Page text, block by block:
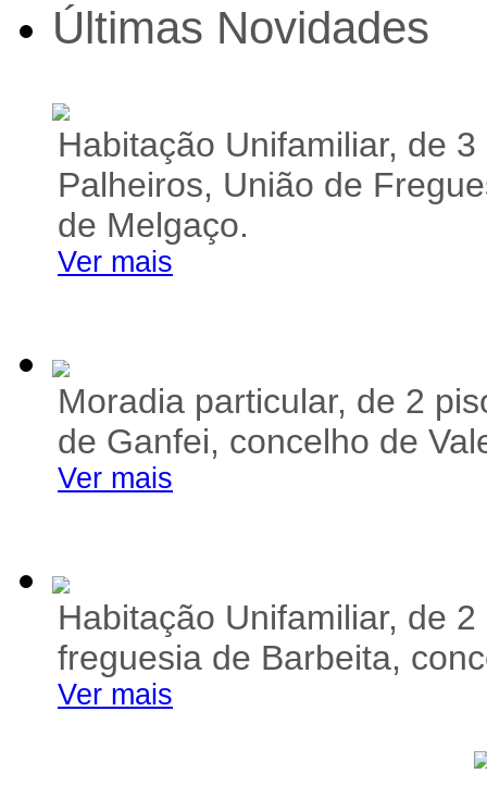
Últimas Novidades
Habitação Unifamiliar, de
Palheiros, União de
de Melgaço.
Ver mais
Moradia particular, de 2
de Ganfei, concelho de
Ver mais
Habitação Unifamiliar, de
freguesia de Barbeita,
Ver mais